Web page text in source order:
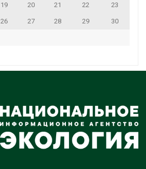
19 20 21 22 23
26 27 28 29 30